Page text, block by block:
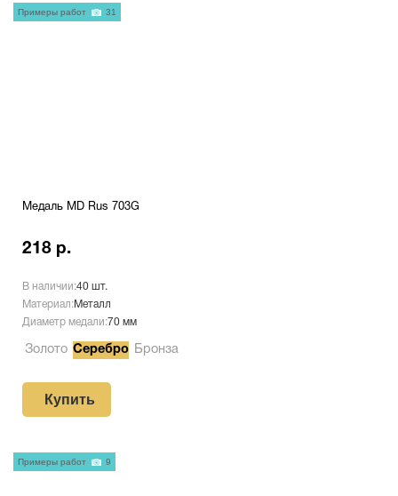
Медаль MD Rus 703G
218 р.
В наличии:40 шт.
Материал:Металл
Диаметр медали:70 мм
Золото Серебро Бронза
Купить
Примеры работ 31
Примеры работ 9